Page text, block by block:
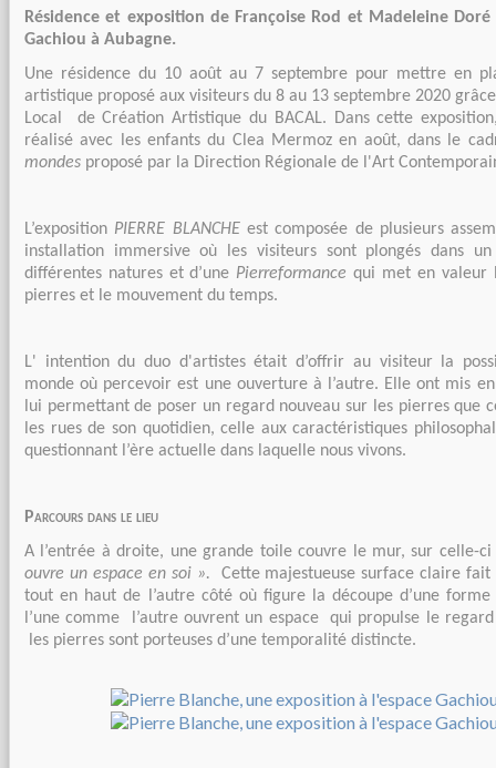
Résidence et exposition de Françoise Rod et Madeleine
Gachiou à Aubagne.
Une résidence du 10 août au 7 septembre pour mettre en
artistique proposé aux visiteurs du 8 au 13 septembre 2020
Local de Création Artistique du BACAL. Dans cette
réalisé avec les enfants du Clea Mermoz en août, dans le
mondes proposé par la Direction Régionale de l'Art
L’exposition PIERRE BLANCHE est composée de plusieurs
installation immersive où les visiteurs sont plongés dans
différentes natures et d’une Pierreformance qui met en valeur
pierres et le mouvement du temps.
L' intention du duo d'artistes était d’offrir au visiteur la
monde où percevoir est une ouverture à l’autre. Elle ont mis
lui permettant de poser un regard nouveau sur les pierres que
les rues de son quotidien, celle aux caractéristiques
questionnant l’ère actuelle dans laquelle nous vivons.
Parcours dans le lieu
A l’entrée à droite, une grande toile couvre le mur, sur celle-
ouvre un espace en soi ». Cette majestueuse surface claire
tout en haut de l’autre côté où figure la découpe d’une
l’une comme l’autre ouvrent un espace qui propulse le
les pierres sont porteuses d’une temporalité distincte.